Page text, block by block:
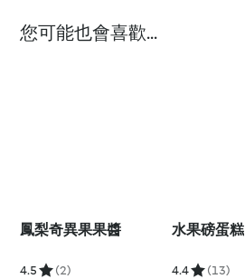
您可能也會喜歡...
鳳梨奇異果果醬
4.5 (2)
水果磅蛋糕
4.4 (13)